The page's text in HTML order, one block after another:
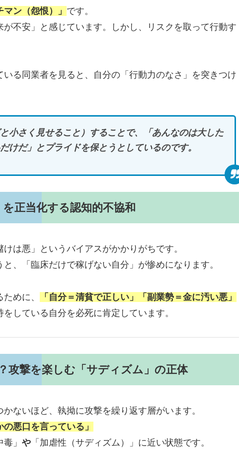
マン（怨恨）」 です。
不安」と感じています。しかし、リスクを取って行動す
る同業者を見ると、自分の「行動力のなさ」を突きつけ
小さく見せること）することで、「あんなのは大した
けだ」とプライドを保とうとしているのです。
を正当化する認知的不協和
は悪」というバイアスがかかりがちです。
、「臨床だけで稼げない自分」が惨めになります。
めに、
「自分＝清貧で正しい」「副業勢＝金に汚い悪」
している自分を必死に肯定しています。
攻撃を楽しむ「サディズム」の正体
ないほど、執拗に攻撃を繰り返す層がいます。
悪口を言っている」
」 や 「加虐性（サディズム）」に近い状態です。